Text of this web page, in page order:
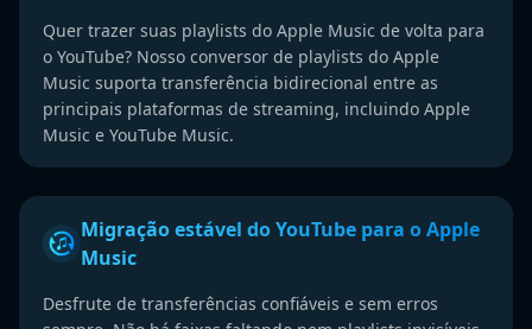
Quer trazer suas playlists do Apple Music de volta para
o YouTube? Nosso conversor de playlists do Apple
Music suporta transferência bidirecional entre as
principais plataformas de streaming, incluindo Apple
Music e YouTube Music.
Migração estável do YouTube para o Apple
Music
Desfrute de transferências confiáveis ​​e sem erros